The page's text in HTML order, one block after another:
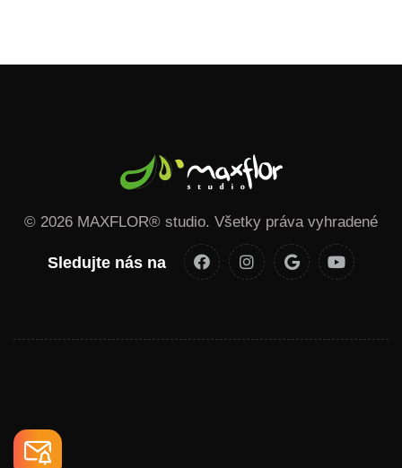
© 2026 MAXFLOR® studio. Všetky práva vyhradené
Sledujte nás na